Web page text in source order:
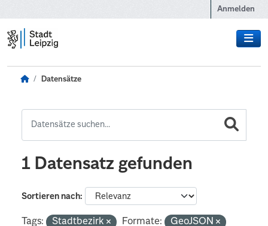
Anmelden
Datensätze
1 Datensatz gefunden
Sortieren nach
Tags: Stadtbezirk Formate: GeoJSON